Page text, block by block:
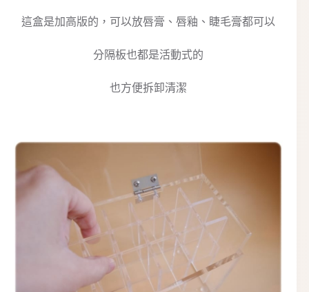
這盒是加高版的，可以放唇膏、唇釉、睫毛膏都可以
分隔板也都是活動式的
也方便拆卸清潔